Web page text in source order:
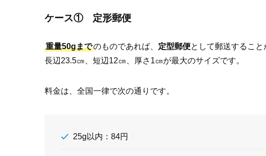
ケース① 定形郵便
重量50gまでのものであれば、 定型郵便として郵送すること
長辺23.5㎝、短辺12㎝、厚さ1㎝が最大のサイズです。
料金は、全国一律で次の通りです。
25g以内：84円